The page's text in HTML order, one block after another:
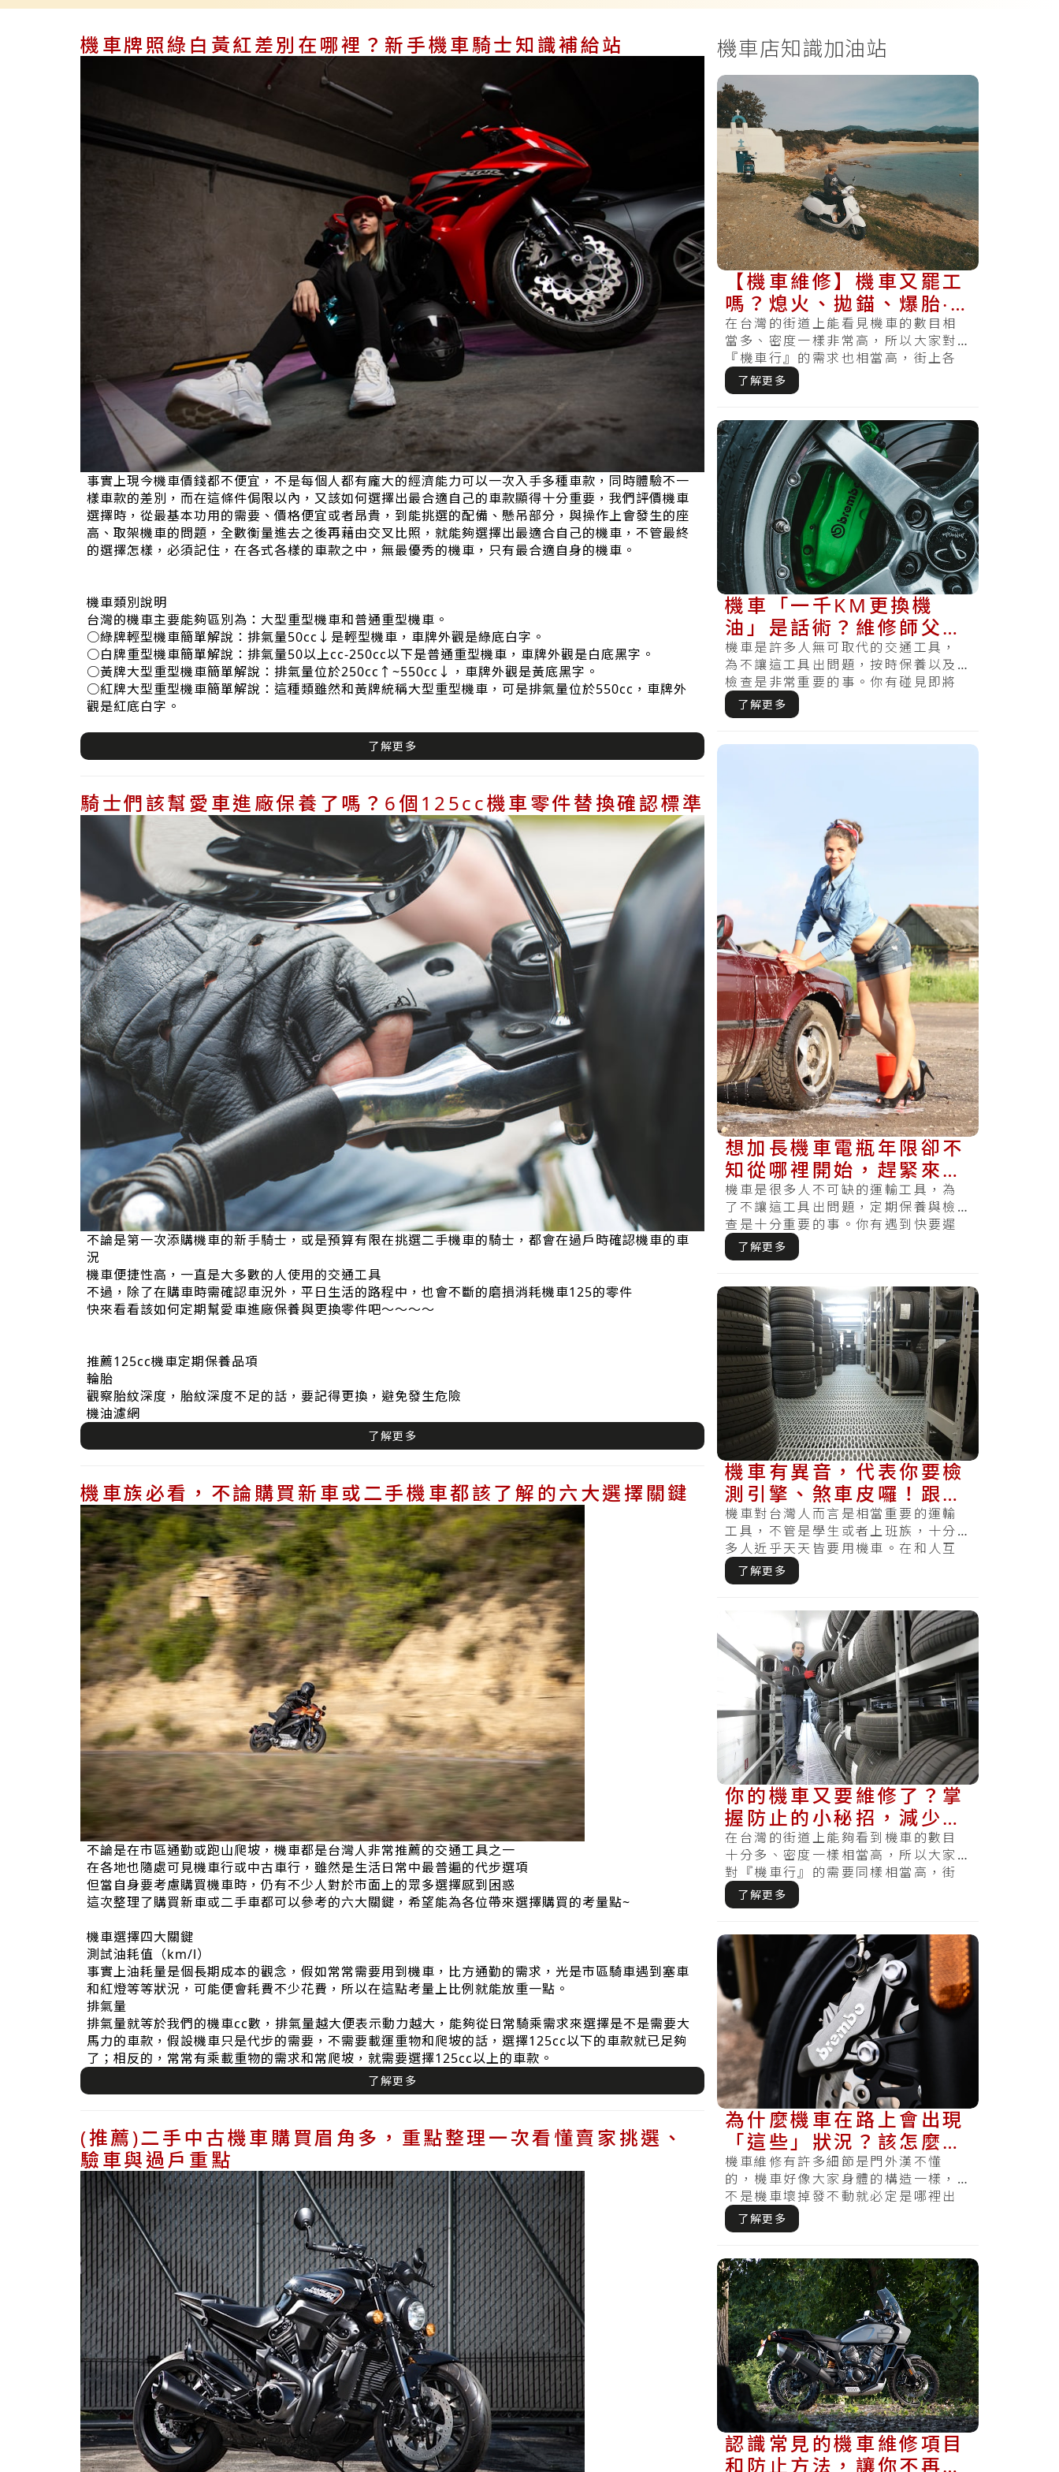
機車牌照綠白黃紅差別在哪裡？新手機車騎士知識補給站
事實上現今機車價錢都不便宜，不是每個人都有龐大的經濟能力可以一次入手多種車款，同時體驗不一
樣車款的差別，而在這條件侷限以內，又該如何選擇出最合適自己的車款顯得十分重要，我們評價機車
選擇時，從最基本功用的需要、價格便宜或者昂貴，到能挑選的配備、懸吊部分，與操作上會發生的座
高、取架機車的問題，全數衡量進去之後再藉由交叉比照，就能夠選擇出最適合自己的機車，不管最終
的選擇怎樣，必須記住，在各式各樣的車款之中，無最優秀的機車，只有最合適自身的機車。
機車類別說明
台灣的機車主要能夠區別為：大型重型機車和普通重型機車。
○綠牌輕型機車簡單解說：排氣量50cc↓是輕型機車，車牌外觀是綠底白字。
○白牌重型機車簡單解說：排氣量50以上cc-250cc以下是普通重型機車，車牌外觀是白底黑字。
○黃牌大型重型機車簡單解說：排氣量位於250cc↑~550cc↓，車牌外觀是黃底黑字。
○紅牌大型重型機車簡單解說：這種類雖然和黃牌統稱大型重型機車，可是排氣量位於550cc，車牌外
觀是紅底白字。
了解更多
騎士們該幫愛車進廠保養了嗎？6個125cc機車零件替換確認標準
不論是第一次添購機車的新手騎士，或是預算有限在挑選二手機車的騎士，都會在過戶時確認機車的車
況
機車便捷性高，一直是大多數的人使用的交通工具
不過，除了在購車時需確認車況外，平日生活的路程中，也會不斷的磨損消耗機車125的零件
快來看看該如何定期幫愛車進廠保養與更換零件吧～～～～
推薦125cc機車定期保養品項
輪胎
觀察胎紋深度，胎紋深度不足的話，要記得更換，避免發生危險
機油濾網
了解更多
機車族必看，不論購買新車或二手機車都該了解的六大選擇關鍵
不論是在市區通勤或跑山爬坡，機車都是台灣人非常推薦的交通工具之一
在各地也隨處可見機車行或中古車行，雖然是生活日常中最普遍的代步選項
但當自身要考慮購買機車時，仍有不少人對於市面上的眾多選擇感到困惑
這次整理了購買新車或二手車都可以參考的六大關鍵，希望能為各位帶來選擇購買的考量點~
機車選擇四大關鍵
測試油耗值（km/l）
事實上油耗量是個長期成本的觀念，假如常常需要用到機車，比方通勤的需求，光是市區騎車遇到塞車
和紅燈等等狀況，可能便會耗費不少花費，所以在這點考量上比例就能放重一點。
排氣量
排氣量就等於我們的機車cc數，排氣量越大便表示動力越大，能夠從日常騎乘需求來選擇是不是需要大
馬力的車款，假設機車只是代步的需要，不需要載運重物和爬坡的話，選擇125cc以下的車款就已足夠
了；相反的，常常有乘載重物的需求和常爬坡，就需要選擇125cc以上的車款。
了解更多
(推薦)二手中古機車購買眉角多，重點整理一次看懂賣家挑選、
驗車與過戶重點
機車店知識加油站
【機車維修】機車又罷工
嗎？熄火、拋錨、爆胎‧‧‧
等等狀況的防範方式在這
裡
在台灣的街道上能看見機車的數目相
當多、密度一樣非常高，所以大家對
『機車行』的需求也相當高，街上各
處都能看到機車行林立。對鍾愛車的
機車族而.....
了解更多
機車「一千KM更換機
油」是話術？維修師父告
訴你這時就該更換了？
機車是許多人無可取代的交通工具，
為不讓這工具出問題，按時保養以及
檢查是非常重要的事。你有碰見即將
遲到急著出門的時候，發現電瓶沒電
怎麼樣皆.....
了解更多
想加長機車電瓶年限卻不
知從哪裡開始，趕緊來看
更換時間以及基本的保養
方法
機車是很多人不可缺的運輸工具，為
了不讓這工具出問題，定期保養與檢
查是十分重要的事。你有遇到快要遲
到急著出門的時候，發現電瓶沒電怎
麼樣都無.....
了解更多
機車有異音，代表你要檢
測引擎、煞車皮囉！跟你
說該如何維修，愛車才不
會再出聲
機車對台灣人而言是相當重要的運輸
工具，不管是學生或者上班族，十分
多人近乎天天皆要用機車。在和人互
動的時候，各位最怕「空氣突然安
靜」，不過.....
了解更多
你的機車又要維修了？掌
握防止的小秘招，減少故
障可能性（漏油、爆胎、
熄火、拋錨）
在台灣的街道上能夠看到機車的數目
十分多、密度一樣相當高，所以大家
對『機車行』的需要同樣相當高，街
上各處都能看見機車行林立。對鍾愛
車的機車.....
了解更多
為什麼機車在路上會出現
「這些」狀況？該怎麼防
範才可安全上路？
機車維修有許多細節是門外漢不懂
的，機車好像大家身體的構造一樣，
不是機車壞掉發不動就必定是哪裡出
問題，有時不單單僅是壞掉一個組
件，反而要有.....
了解更多
認識常見的機車維修項目
和防止方法，讓你不再騎